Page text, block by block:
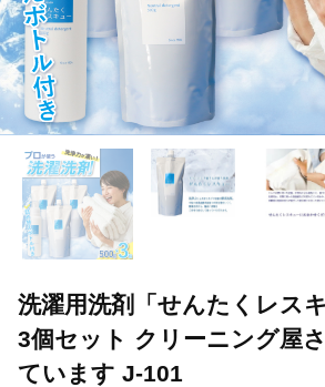
洗濯用洗剤「せんたくレス
3個セット クリーニング屋
ています J-101